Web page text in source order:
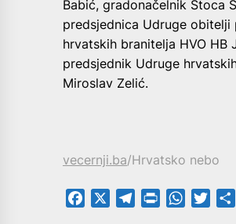
Babić, gradonačelnik Stoca
predsjednica Udruge obitelji
hrvatskih branitelja HVO HB
predsjednik Udruge
Miroslav Zelić.
vecernji.ba/Hrvatsko nebo
Facebook TelegramPrintFriendly